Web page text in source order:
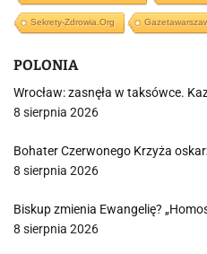
Sekrety-Zdrowia.org
POLONIA
Wrocław: zasnęła w taksówce.
8 sierpnia 2026
Bohater Czerwonego Krzyża
8 sierpnia 2026
Biskup zmienia Ewangelię?
8 sierpnia 2026